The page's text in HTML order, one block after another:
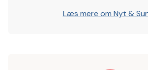
Læs mere om Nyt &